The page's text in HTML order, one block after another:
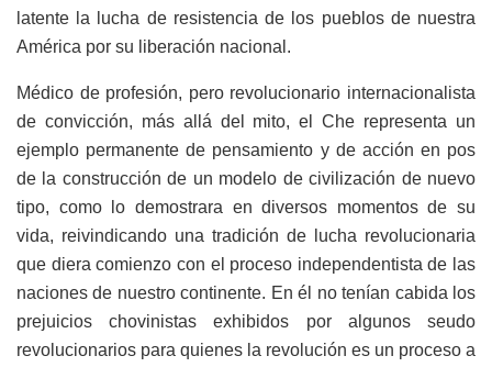
latente la lucha de resistencia de los pueblos de nuestra
América por su liberación nacional.
Médico de profesión, pero revolucionario internacionalista
de convicción, más allá del mito, el Che representa un
ejemplo permanente de pensamiento y de acción en pos
de la construcción de un modelo de civilización de nuevo
tipo, como lo demostrara en diversos momentos de su
vida, reivindicando una tradición de lucha revolucionaria
que diera comienzo con el proceso independentista de las
naciones de nuestro continente. En él no tenían cabida los
prejuicios chovinistas exhibidos por algunos seudo
revolucionarios para quienes la revolución es un proceso a